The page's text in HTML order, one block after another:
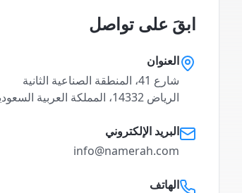
ابقَ على تواصل
العنوان
شارع 41، المنطقة الصناعية الثانية
الرياض 14332، المملكة العربية السعودية
البريد الإلكتروني
info@namerah.com
الهاتف